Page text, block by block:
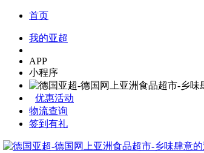
首页
我的亚超
APP
小程序
优惠活动
物流查询
签到有礼